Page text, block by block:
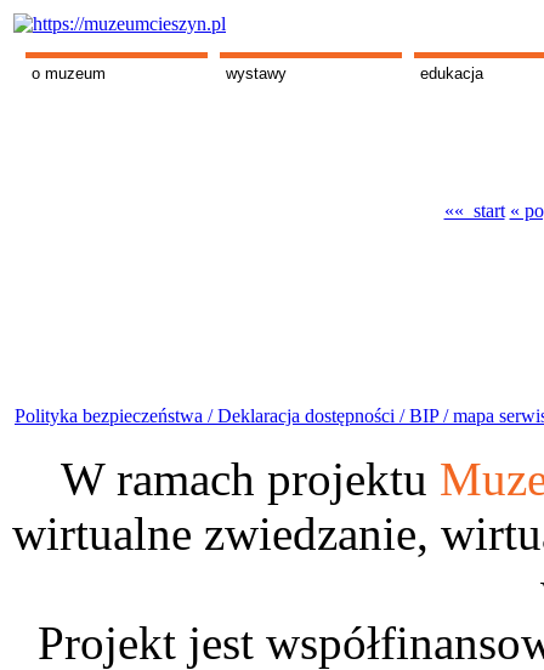
o muzeum wystawy edukacja
«« start «
Polityka bezpieczeństwa /Deklaracja dostępności /BIP /mapa
W ramach projektu
wirtualne zwiedzanie,
Projekt jest